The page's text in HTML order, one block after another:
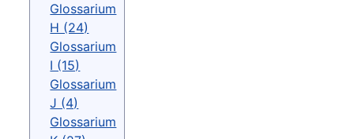
Glossarium
H (24)
Glossarium
I (15)
Glossarium
J (4)
Glossarium